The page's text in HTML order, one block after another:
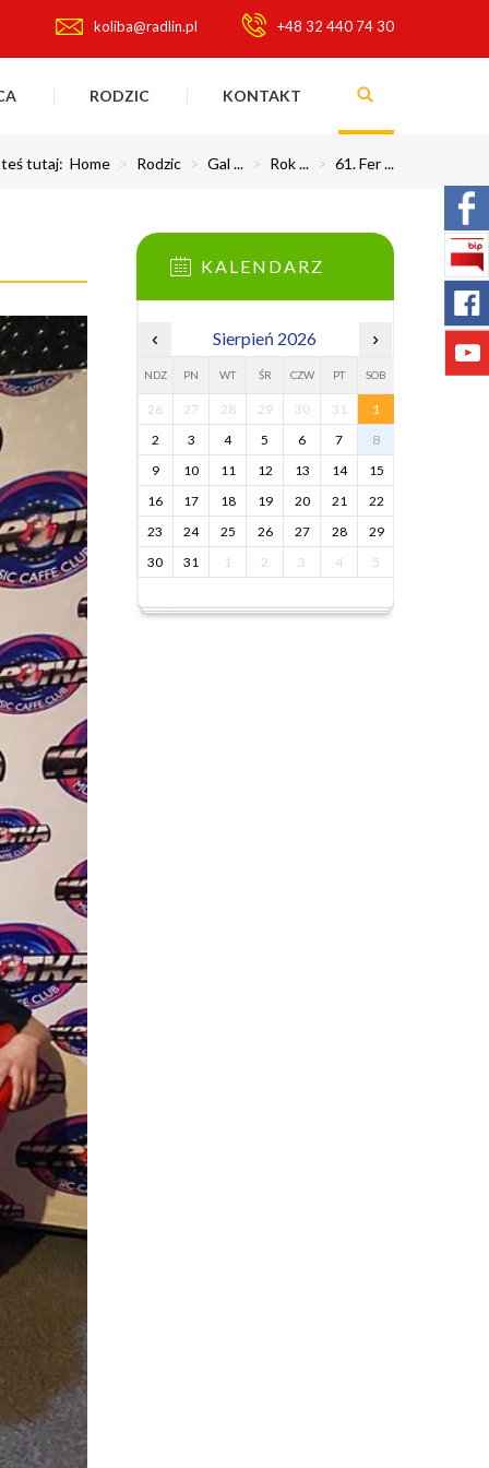
koliba@radlin.pl +48 32 440 74 30
RODZIC KONTAKT
tutaj: Home > Rodzic > Gal ... > Rok ... > 61. Fer ...
KALENDARZ
‹ Sierpień 2026 ›
NDZ PN WT ŚR CZW PT SOB
26 27 28 29 30 31
1
2
3 4 5 6 7
8
9
10 11 12 13 14
15
16
17 18 19 20 21
22
23
24 25 26 27 28
29
30
31 1 2 3 4 5